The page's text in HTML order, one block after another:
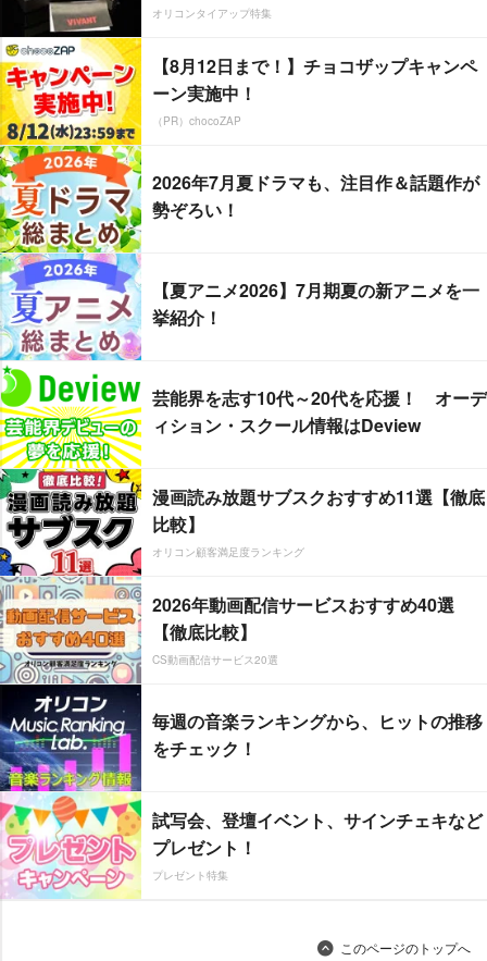
オリコンタイアップ特集
【8月12日まで！】チョコザップキャンペ
ーン実施中！
（PR）chocoZAP
2026年7月夏ドラマも、注目作＆話題作が
勢ぞろい！
【夏アニメ2026】7月期夏の新アニメを一
挙紹介！
芸能界を志す10代～20代を応援！ オーデ
ィション・スクール情報はDeview
漫画読み放題サブスクおすすめ11選【徹底
比較】
オリコン顧客満足度ランキング
2026年動画配信サービスおすすめ40選
【徹底比較】
CS動画配信サービス20選
毎週の音楽ランキングから、ヒットの推移
をチェック！
試写会、登壇イベント、サインチェキなど
プレゼント！
プレゼント特集
このページのトップへ